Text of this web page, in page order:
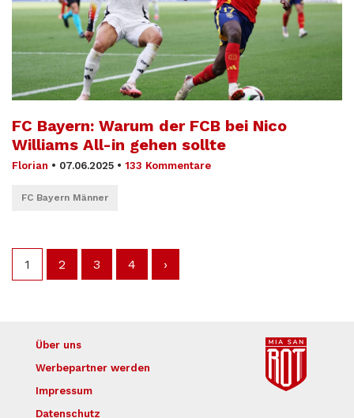
FC Bayern: Warum der FCB bei Nico
Williams All-in gehen sollte
Florian • 07.06.2025 • 133 Kommentare
FC Bayern Männer
1 2 3 4 ›
Über uns
Werbepartner werden
Impressum
Datenschutz